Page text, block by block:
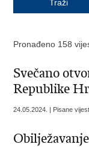
Pronađeno 158
Svečano
Republike
24.05.2024. | Pisane